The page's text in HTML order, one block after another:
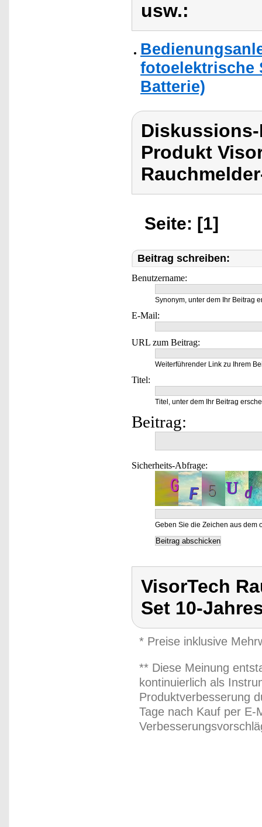
usw.:
fotoelektrische
Batterie)
Produkt
Seite: [1]
Beitrag schreiben:
Benutzername:
Synonym, unter dem Ihr Beitrag
E-Mail:
URL zum Beitrag:
Weiterführender Link zu Ihrem
Titel:
Titel, unter dem Ihr Beitrag
Beitrag:
Sicherheits-Abfrage:
Geben Sie die Zeichen aus dem
VisorTech
Set 10-
* Preise inklusive
** Diese Meinung
kontinuierlich als
Produktverbesserung
Tage nach Kauf per E-